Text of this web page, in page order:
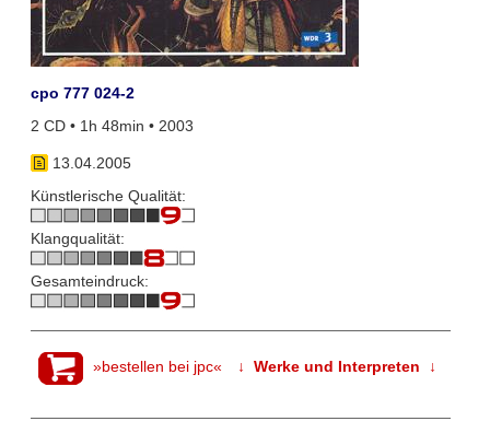
cpo 777 024-2
2 CD • 1h 48min • 2003
13.04.2005
Künstlerische Qualität:
Klangqualität:
Gesamteindruck:
»bestellen bei jpc« ↓ Werke und Interpreten ↓